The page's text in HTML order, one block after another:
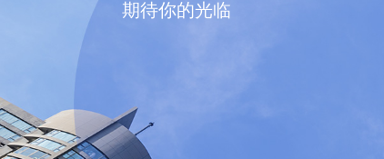
期待你的光临